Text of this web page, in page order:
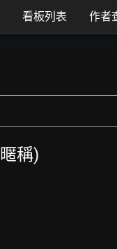
看板列表 作者
稱)